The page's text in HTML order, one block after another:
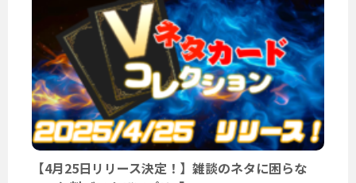
【4月25日リリース決定！】雑談のネタに困らな